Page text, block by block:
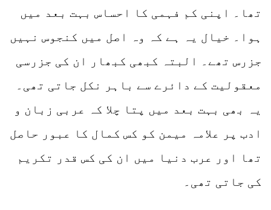
تھا۔ اپنی کم فہمی کا احساس بہت بعد میں
ہوا۔ خیال یہ ہے کہ وہ اصل میں کنجوس نہیں
جزرس تھے۔ البتہ کبھی کبھار ان کی جزرسی
معقولیت کے دائرے سے باہر نکل جاتی تھی۔
یہ بھی بہت بعد میں پتا چلا کہ عربی زبان و
ادب پر علامہ میمن کو کس کمال کا عبور حاصل
تھا اور عرب دنیا میں ان کی کس قدر تکریم
کی جاتی تھی۔